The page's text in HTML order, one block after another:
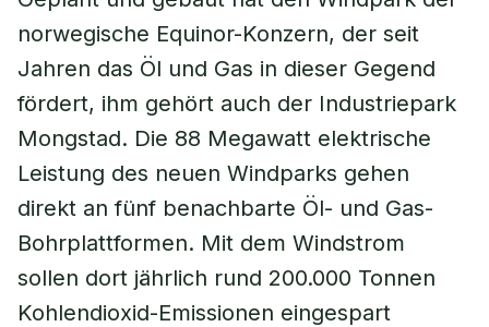
norwegische Equinor-Konzern, der seit
Jahren das Öl und Gas in dieser Gegend
fördert, ihm gehört auch der Industriepark
Mongstad. Die 88 Megawatt elektrische
Leistung des neuen Windparks gehen
direkt an fünf benachbarte Öl- und Gas-
Bohrplattformen. Mit dem Windstrom
sollen dort jährlich rund 200.000 Tonnen
Kohlendioxid-Emissionen eingespart